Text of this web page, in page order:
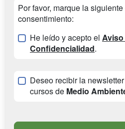
Por favor, marque la
consentimiento:
He leído y acepto el
Confidencialidad.
Deseo recibir la
cursos de Medio